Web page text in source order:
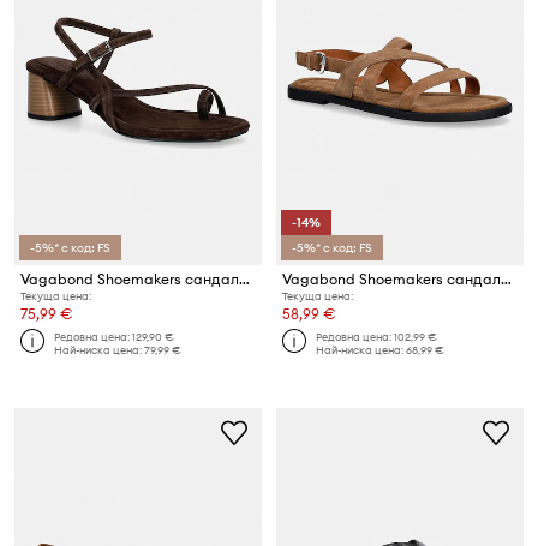
-5%* с код: FS
Vagabond Shoemakers сандали с дебел ток от велур EVIE
Текуща цена:
75,99 €
Редовна цена:129,90 €
Най-ниска цена:79,99 €
-14%
-5%* с код: FS
Vagabond Shoemakers сандали дамски от велур ZAIDA
Текуща цена:
58,99 €
Редовна цена:102,99 €
Най-ниска цена:68,99 €